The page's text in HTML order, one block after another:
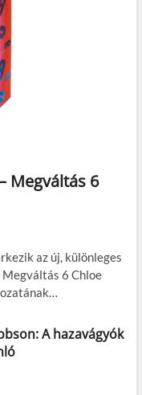
Megváltás 6
az új, különleges
6 Chloe
A hazavágyók